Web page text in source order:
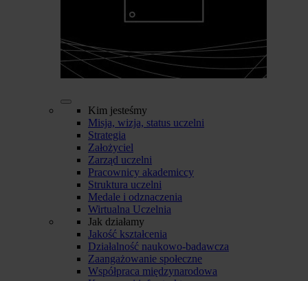
Kim jesteśmy
Misja, wizja, status uczelni
Strategia
Założyciel
Zarząd uczelni
Pracownicy akademiccy
Struktura uczelni
Medale i odznaczenia
Wirtualna Uczelnia
Jak działamy
Jakość kształcenia
Działalność naukowo-badawcza
Zaangażowanie społeczne
Współpraca międzynarodowa